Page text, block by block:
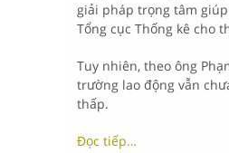
giải pháp trọng tâm
Tổng cục Thống kê cho
Tuy nhiên, theo ông
trường lao động vẫn
thấp.
Đọc tiếp…